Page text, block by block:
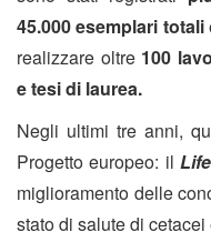
45.000 esemplari totali
realizzare oltre100
e tesi di laurea.
Negli ultimi tre anni,
Progetto europeo: il
miglioramento delle
stato di salute di